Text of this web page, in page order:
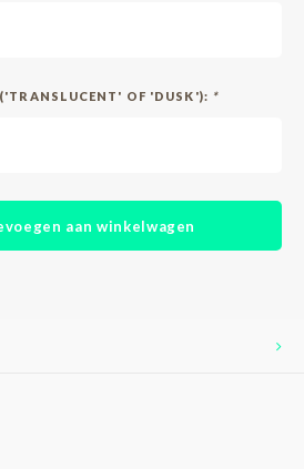
('TRANSLUCENT' OF 'DUSK'): *
aan winkelwagen